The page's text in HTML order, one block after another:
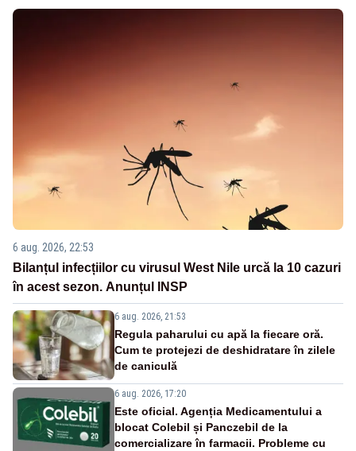
6 aug. 2026, 22:53
Bilanțul infecțiilor cu virusul West Nile urcă la 10 cazuri
în acest sezon. Anunțul INSP
6 aug. 2026, 21:53
Regula paharului cu apă la fiecare oră.
Cum te protejezi de deshidratare în zilele
de caniculă
6 aug. 2026, 17:20
Este oficial. Agenția Medicamentului a
blocat Colebil și Panczebil de la
comercializare în farmacii. Probleme cu